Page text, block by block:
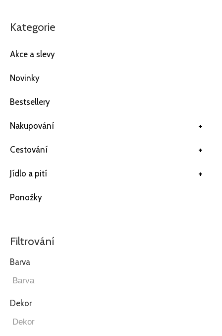
Kategorie
Akce a slevy
Novinky
Bestsellery
+
Nakupování
+
Cestování
+
Jídlo a pití
Ponožky
Filtrování
Barva
Dekor